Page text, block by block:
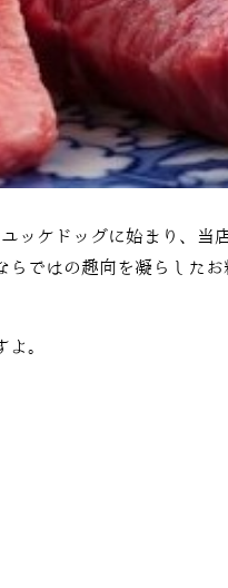
ッケドッグに始まり、当
ではの趣向を凝らした
。